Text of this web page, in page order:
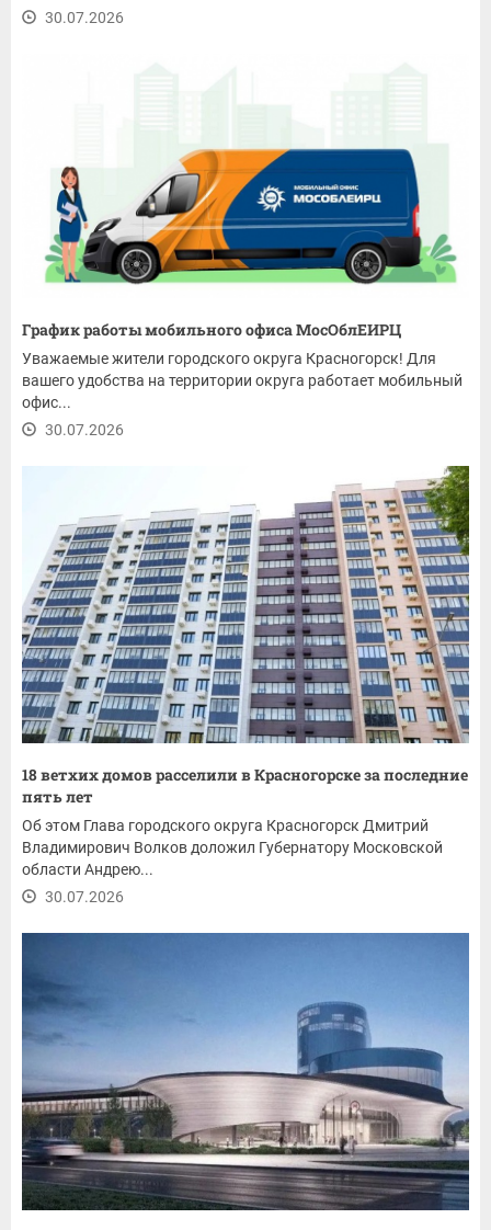
30.07.2026
График работы мобильного офиса МосОблЕИРЦ
Уважаемые жители городского округа Красногорск! Для
вашего удобства на территории округа работает мобильный
офис...
30.07.2026
18 ветхих домов расселили в Красногорске за последние
пять лет
Об этом Глава городского округа Красногорск Дмитрий
Владимирович Волков доложил Губернатору Московской
области Андрею...
30.07.2026